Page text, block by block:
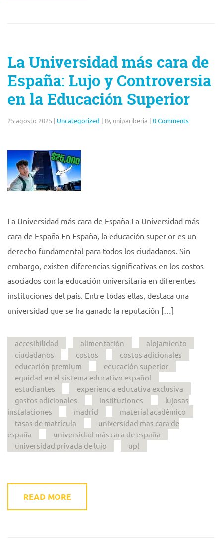
La Universidad más cara de
España: Lujo y Controversia
en la Educación Superior
25 agosto 2025 | Uncategorized | By unipariberia | 0 Comments
La Universidad más cara de España La Universidad más
cara de España En España, la educación superior es un
derecho fundamental para todos los ciudadanos. Sin
embargo, existen diferencias significativas en los costos
asociados con la educación universitaria en diferentes
instituciones del país. Entre todas ellas, destaca una
universidad que se ha ganado la reputación […]
accesibilidad alimentación
alojamiento
ciudadanos
costos
costos adicionales
educación premium
educación superior
equidad en el sistema educativo español
estudiantes
experiencia educativa exclusiva
gastos adicionales
instituciones
lujosas
instalaciones
madrid
material académico
tasas de matrícula
universidad mas cara de
españa
universidad más cara de españa
universidad privada de lujo
upl
READ MORE